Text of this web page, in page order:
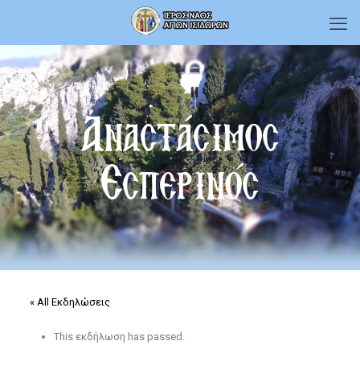
Αναστάσιμος
Εσπερινός
« All Εκδηλώσεις
This εκδήλωση has passed.